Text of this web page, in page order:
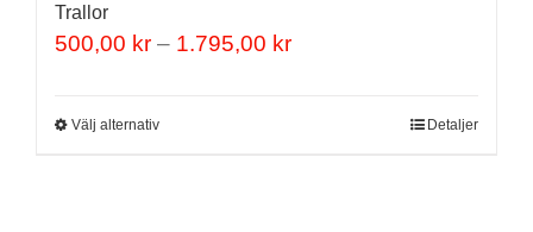
Trallor
500,00 kr – 1.795,00 krPrisintervall:
Välj alternativDen
Detaljer